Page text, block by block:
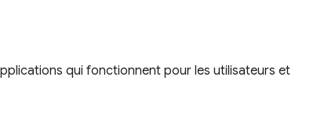
qui fonctionnent pour les utilisateurs et